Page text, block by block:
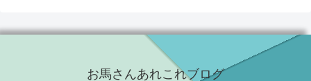
お馬さんあれこれブログ